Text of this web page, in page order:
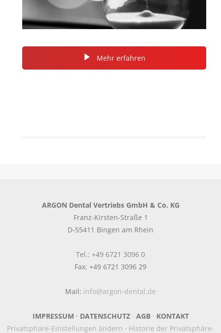
Mehr erfahren
ARGON Dental Vertriebs GmbH & Co. KG
Franz-Kirsten-Straße 1
D-55411 Bingen am Rhein
Tel.: +49 6721 3096 0
Fax: +49 6721 3096 29
Mail: info@argon-dental.de
IMPRESSUM · DATENSCHUTZ· AGB· KONTAKT
Privatsphäre-Einstellungen ändern · Historie der Privatsphäre-